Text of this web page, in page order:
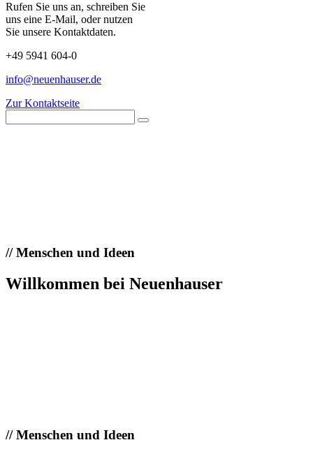
Rufen Sie uns an, schreiben Sie
uns eine E-Mail, oder nutzen
Sie unsere Kontaktdaten.
+49 5941 604-0
info@neuenhauser.de
Zur Kontaktseite
//Menschen und Ideen
Willkommen bei Neuenhauser
//Menschen und Ideen